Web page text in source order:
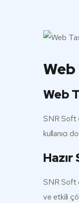
Web
Web
SNR Soft
kullanıcı
SNR Soft
ve etkili